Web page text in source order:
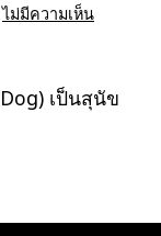
ไม่มีความเห็นบน
โรค
อาน
เป็นสุนัข